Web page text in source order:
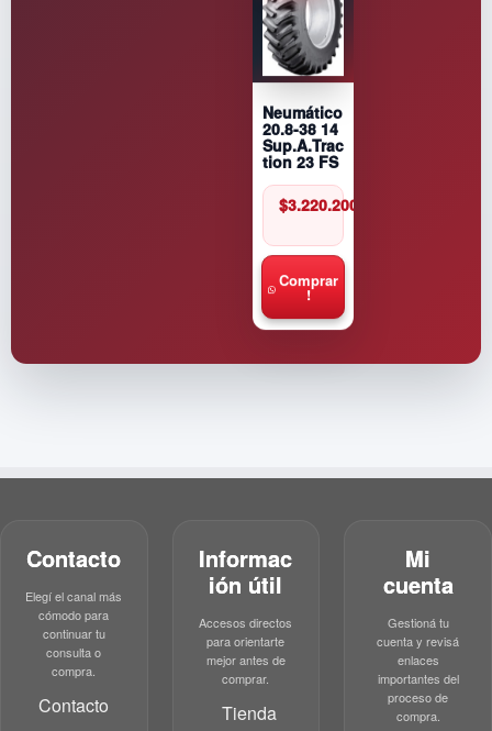
Neumático
20.8-38 14
Sup.A.Trac
tion 23 FS
$3.220.200
Comprar
!
Contacto
Elegí el canal más
cómodo para
continuar tu
consulta o
compra.
Contacto
Informac
ión útil
Accesos directos
para orientarte
mejor antes de
comprar.
Tienda
Mi
cuenta
Gestioná tu
cuenta y revisá
enlaces
importantes del
proceso de
compra.